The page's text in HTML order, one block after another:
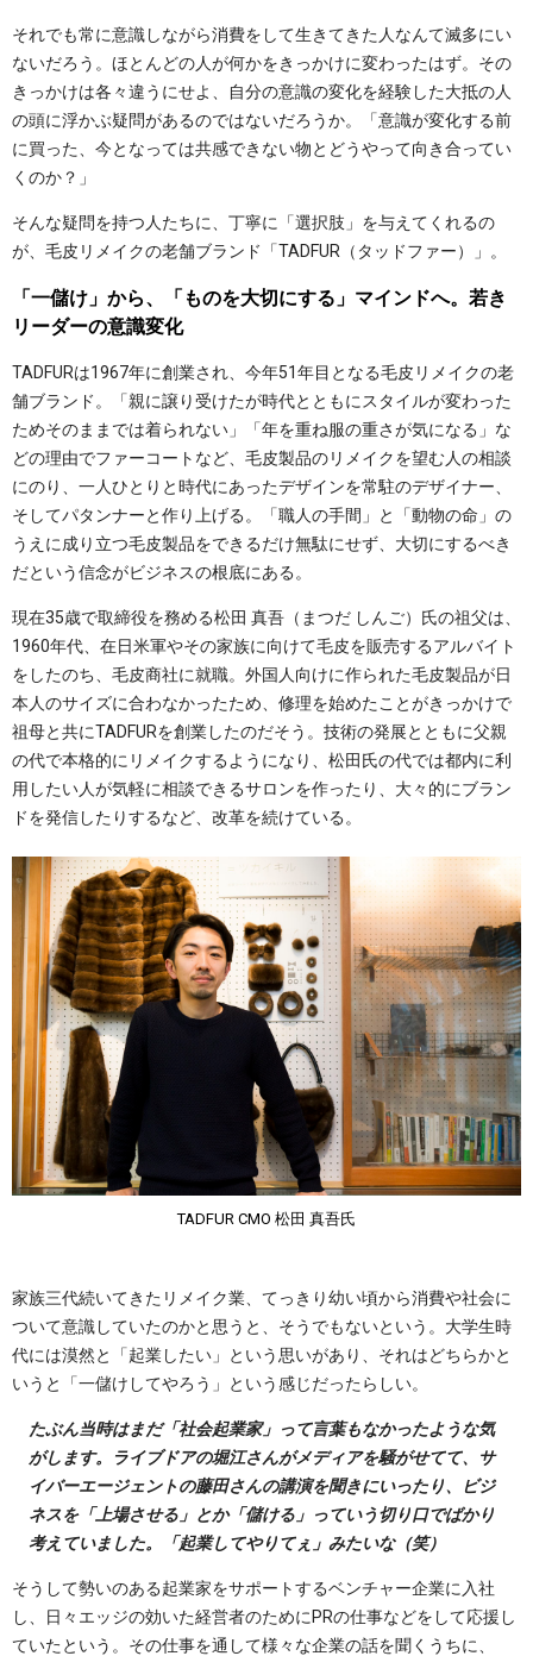
それでも常に意識しながら消費をして生きてきた人なんて滅多にい
ないだろう。ほとんどの人が何かをきっかけに変わったはず。その
きっかけは各々違うにせよ、自分の意識の変化を経験した大抵の人
の頭に浮かぶ疑問があるのではないだろうか。「意識が変化する前
に買った、今となっては共感できない物とどうやって向き合ってい
くのか？」
そんな疑問を持つ人たちに、丁寧に「選択肢」を与えてくれるの
が、毛皮リメイクの老舗ブランド「TADFUR（タッドファー）」。
「一儲け」から、「ものを大切にする」マインドへ。若き
リーダーの意識変化
TADFURは1967年に創業され、今年51年目となる毛皮リメイクの老
舗ブランド。「親に譲り受けたが時代とともにスタイルが変わった
ためそのままでは着られない」「年を重ね服の重さが気になる」な
どの理由でファーコートなど、毛皮製品のリメイクを望む人の相談
にのり、一人ひとりと時代にあったデザインを常駐のデザイナー、
そしてパタンナーと作り上げる。「職人の手間」と「動物の命」の
うえに成り立つ毛皮製品をできるだけ無駄にせず、大切にするべき
だという信念がビジネスの根底にある。
現在35歳で取締役を務める松田 真吾（まつだ しんご）氏の祖父は、
1960年代、在日米軍やその家族に向けて毛皮を販売するアルバイト
をしたのち、毛皮商社に就職。外国人向けに作られた毛皮製品が日
本人のサイズに合わなかったため、修理を始めたことがきっかけで
祖母と共にTADFURを創業したのだそう。技術の発展とともに父親
の代で本格的にリメイクするようになり、松田氏の代では都内に利
用したい人が気軽に相談できるサロンを作ったり、大々的にブラン
ドを発信したりするなど、改革を続けている。
TADFUR CMO 松田 真吾氏
家族三代続いてきたリメイク業、てっきり幼い頃から消費や社会に
ついて意識していたのかと思うと、そうでもないという。大学生時
代には漠然と「起業したい」という思いがあり、それはどちらかと
いうと「一儲けしてやろう」という感じだったらしい。
たぶん当時はまだ「社会起業家」って言葉もなかったような気
がします。ライブドアの堀江さんがメディアを騒がせてて、サ
イバーエージェントの藤田さんの講演を聞きにいったり、ビジ
ネスを「上場させる」とか「儲ける」っていう切り口でばかり
考えていました。「起業してやりてぇ」みたいな（笑）
そうして勢いのある起業家をサポートするベンチャー企業に入社
し、日々エッジの効いた経営者のためにPRの仕事などをして応援し
ていたという。その仕事を通して様々な企業の話を聞くうちに、